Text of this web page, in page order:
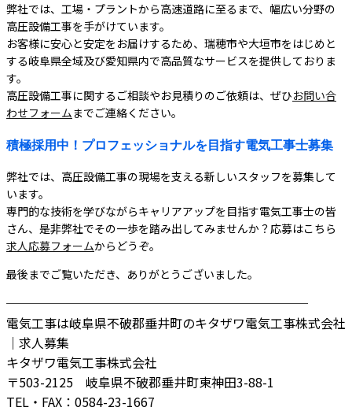
弊社では、工場・プラントから高速道路に至るまで、幅広い分野の
高圧設備工事を手がけています。
お客様に安心と安定をお届けするため、瑞穂市や大垣市をはじめと
する岐阜県全域及び愛知県内で高品質なサービスを提供しておりま
す。
高圧設備工事に関するご相談やお見積りのご依頼は、ぜひお問い合
わせフォームまでご連絡ください。
積極採用中！プロフェッショナルを目指す電気工事士募集
弊社では、高圧設備工事の現場を支える新しいスタッフを募集して
います。
専門的な技術を学びながらキャリアアップを目指す電気工事士の皆
さん、是非弊社でその一歩を踏み出してみませんか？応募はこちら
求人応募フォームからどうぞ。
最後までご覧いただき、ありがとうございました。
────────────────────────
電気工事は岐阜県不破郡垂井町のキタザワ電気工事株式会社
｜求人募集
キタザワ電気工事株式会社
〒503-2125 岐阜県不破郡垂井町東神田3-88-1
TEL・FAX：0584-23-1667